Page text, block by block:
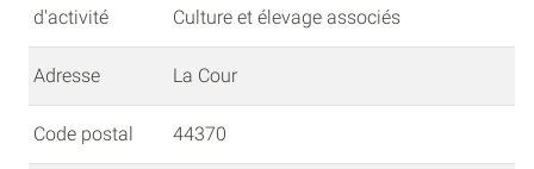
d'activité
Culture et élevage associés
Adresse La Cour
Code postal 44370